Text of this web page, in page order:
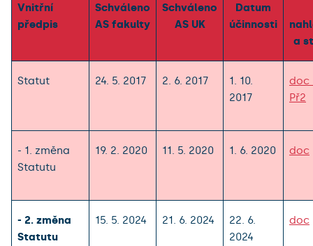
Vnitřní
předpis
Schváleno
AS fakulty
Schváleno
AS UK
Datum
účinnosti
a
Statut 24. 5. 2017 2. 6. 2017
1. 10.
2017
doc
Př2
- 1. změna
Statutu
19. 2. 2020 11. 5. 2020 1. 6. 2020 doc
- 2. změna
Statutu
15. 5. 2024 21. 6. 2024
22. 6.
2024
doc